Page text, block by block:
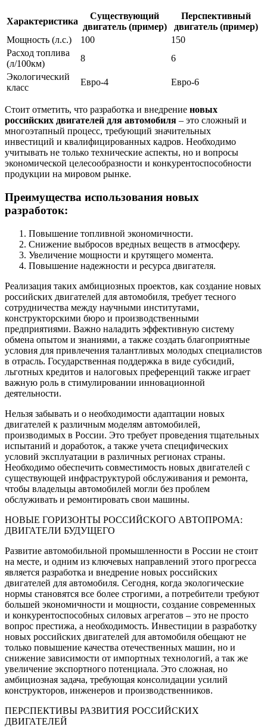
Характеристика
Существующий
двигатель (пример)
Перспективный
двигатель (пример)
Мощность (л.с.)
100
150
Расход топлива
(л/100км)
8
6
Экологический
класс
Евро-4 Евро-6
Стоит отметить, что разработка и внедрение новых
российских двигателей для автомобиля – это сложный и
многоэтапный процесс, требующий значительных
инвестиций и квалифицированных кадров. Необходимо
учитывать не только технические аспекты, но и вопросы
экономической целесообразности и конкурентоспособности
продукции на мировом рынке.
Преимущества использования новых
разработок:
Повышение топливной экономичности.
Снижение выбросов вредных веществ в атмосферу.
Увеличение мощности и крутящего момента.
Повышение надежности и ресурса двигателя.
Реализация таких амбициозных проектов, как создание новых
российских двигателей для автомобиля, требует тесного
сотрудничества между научными институтами,
конструкторскими бюро и производственными
предприятиями. Важно наладить эффективную систему
обмена опытом и знаниями, а также создать благоприятные
условия для привлечения талантливых молодых специалистов
в отрасль. Государственная поддержка в виде субсидий,
льготных кредитов и налоговых преференций также играет
важную роль в стимулировании инновационной
деятельности.
Нельзя забывать и о необходимости адаптации новых
двигателей к различным моделям автомобилей,
производимых в России. Это требует проведения тщательных
испытаний и доработок, а также учета специфических
условий эксплуатации в различных регионах страны.
Необходимо обеспечить совместимость новых двигателей с
существующей инфраструктурой обслуживания и ремонта,
чтобы владельцы автомобилей могли без проблем
обслуживать и ремонтировать свои машины.
НОВЫЕ ГОРИЗОНТЫ РОССИЙСКОГО АВТОПРОМА:
ДВИГАТЕЛИ БУДУЩЕГО
Развитие автомобильной промышленности в России не стоит
на месте, и одним из ключевых направлений этого прогресса
является разработка и внедрение новых российских
двигателей для автомобиля. Сегодня, когда экологические
нормы становятся все более строгими, а потребители требуют
большей экономичности и мощности, создание современных
и конкурентоспособных силовых агрегатов – это не просто
вопрос престижа, а необходимость. Инвестиции в разработку
новых российских двигателей для автомобиля обещают не
только повышение качества отечественных машин, но и
снижение зависимости от импортных технологий, а так же
увеличение экспортного потенциала. Это сложная, но
амбициозная задача, требующая консолидации усилий
конструкторов, инженеров и производственников.
ПЕРСПЕКТИВЫ РАЗВИТИЯ РОССИЙСКИХ
ДВИГАТЕЛЕЙ